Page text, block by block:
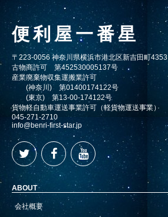
便利屋一番星
〒223-0056 神奈川県横浜市港北区新吉田町4353
古物商許可 第452530005137号
産業廃棄物収集運搬業許可
(神奈川) 第01400174122号
(東京) 第13-00-174122号
貨物軽自動車運送事業許可（軽貨物運送事業）
045-271-2710
info@benri-first-star.jp
ABOUT
会社概要